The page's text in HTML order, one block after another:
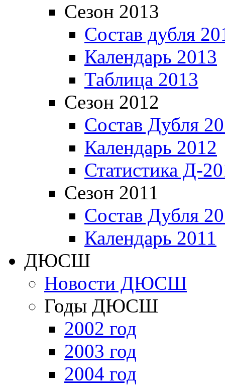
Сезон 2013
Состав дубля
Календарь 2013
Таблица 2013
Сезон 2012
Состав Дубля
Календарь 2012
Статистика Д-
Сезон 2011
Состав Дубля
Календарь 2011
ДЮСШ
Новости ДЮСШ
Годы ДЮСШ
2002 год
2003 год
2004 год